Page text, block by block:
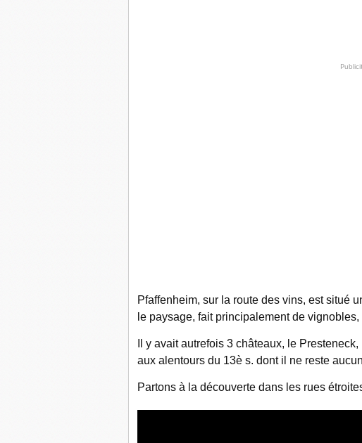
Pfaffenheim, sur la route des vins, est situé
le paysage, fait principalement de
Il y avait autrefois 3 châteaux, le
aux alentours du 13è s. dont il ne reste
Partons à la découverte dans les rues